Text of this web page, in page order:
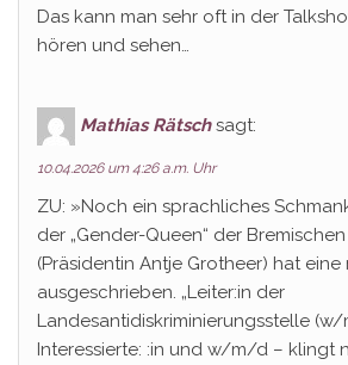
Das kann man sehr oft in der
hören und sehen…
Mathias Rätsch sagt:
10.04.2026 um 4:26 a.m. Uhr
ZU: »Noch ein sprachliches
der „Gender-Queen“ der
(Präsidentin Antje Grotheer) hat eine
ausgeschrieben. „Leiter:in der
Landesantidiskriminierungsstelle (w/
Interessierte: :in und w/m/d – klingt